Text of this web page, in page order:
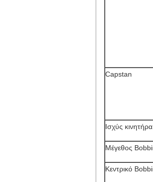
Capstan
Ισχύς κινητήρα
Μέγεθος
Κεντρικό